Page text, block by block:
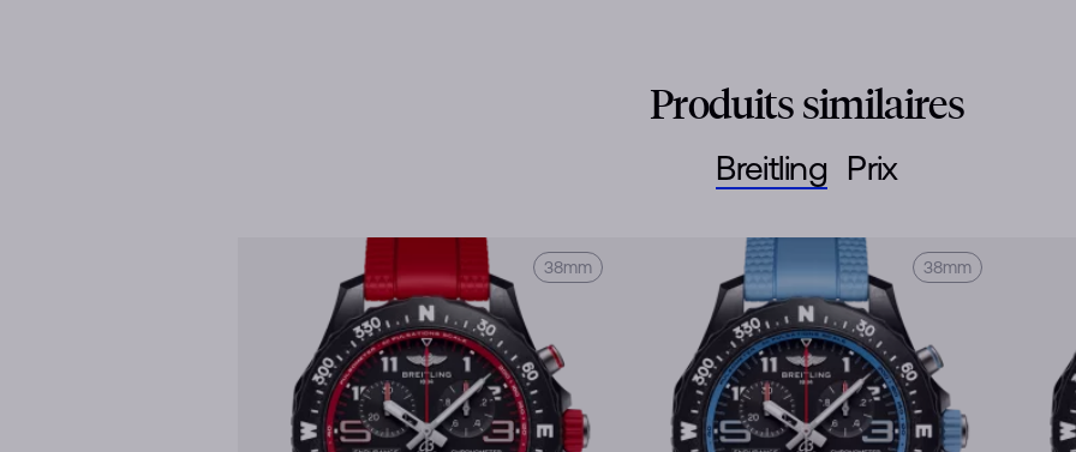
Produits similaires
Breitling
38mm 38mm
Prix